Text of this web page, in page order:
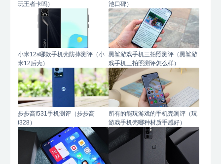
玩王者卡吗）
池口碑）
小米12s哪款手机壳防摔测评（小
米12后壳）
黑鲨游戏手机三拍照测评（黑鲨游
戏手机三拍照测评怎么样）
步步高i531手机测评（步步高
i328）
所有的能玩游戏的手机壳测评（玩
游戏手机壳哪种材质手感好）